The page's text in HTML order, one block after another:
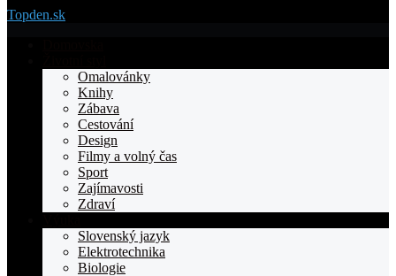
Topden.sk
Omalovánky
Knihy
Zábava
Cestování
Design
Filmy a volný čas
Sport
Zajímavosti
Zdraví
Slovenský jazyk
Elektrotechnika
Biologie